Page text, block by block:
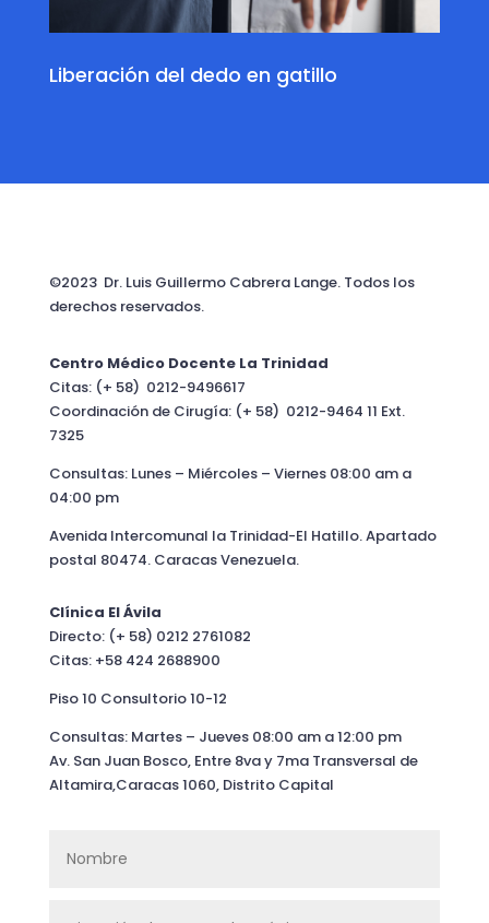
Liberación del dedo en gatillo
©2023 Dr. Luis Guillermo Cabrera Lange. Todos los
derechos reservados.
Centro Médico Docente La Trinidad
Citas: (+ 58) 0212-9496617
Coordinación de Cirugía: (+ 58) 0212-9464 11 Ext.
7325
Consultas: Lunes – Miércoles – Viernes 08:00 am a
04:00 pm
Avenida Intercomunal la Trinidad-El Hatillo. Apartado
postal 80474. Caracas Venezuela.
Clínica El Ávila
Directo: (+ 58) 0212 2761082
Citas: +58 424 2688900
Piso 10 Consultorio 10-12
Consultas: Martes – Jueves 08:00 am a 12:00 pm
Av. San Juan Bosco, Entre 8va y 7ma Transversal de
Altamira,Caracas 1060, Distrito Capital